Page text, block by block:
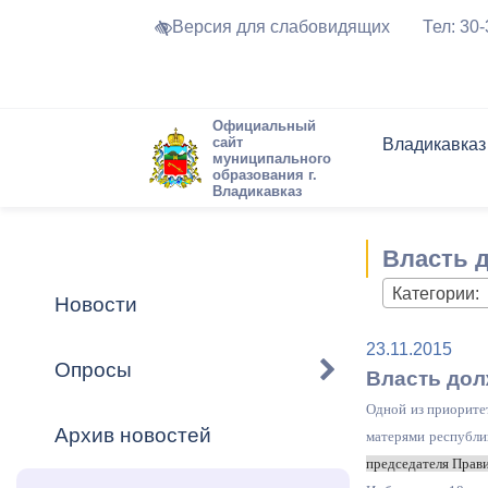
Версия для слабовидящих Тел:
Официальный
сайт
муниципального
образования г.
Владикавказ
Владикавказ
Устав
Города-
городского
Торги и
Программа
Формы
Обратная
Комиссии
График
Новостная
Актуально
Новости
Опросы
Архив новостей
Власть
Категории:
23.11.2015
Власть
Одной из
матерями
председателя